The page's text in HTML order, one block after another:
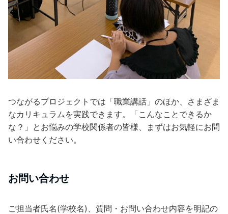
つながるプロジェクトでは「職業講話」のほか、さまざま
なカリキュラムを実践できます。「こんなことできるか
な？」とお悩みの学校関係者の皆様、まずはお気軽にお問
い合わせください。
お問い合わせ
ご担当者氏名(学校名)、質問・お問い合わせ内容を明記の